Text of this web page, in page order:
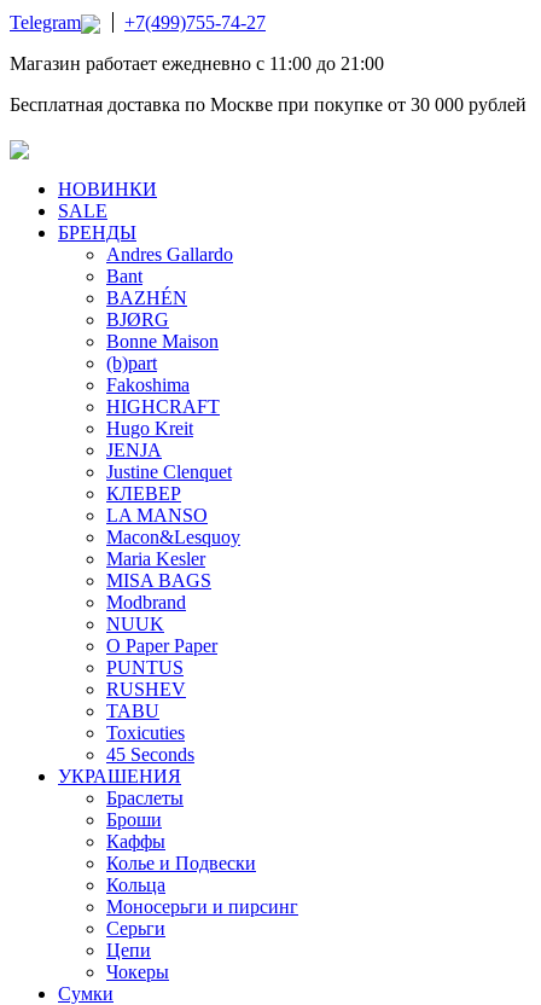
Telegram
+7(499)755-74-27
Магазин работает ежедневно с 11:00 до 21:00
Бесплатная доставка по Москве при покупке от 30 000 рублей
НОВИНКИ
SALE
БРЕНДЫ
Andres Gallardo
Bant
BAZHÉN
BJØRG
Bonne Maison
(b)part
Fakoshima
HIGHCRAFT
Hugo Kreit
JENJA
Justine Clenquet
КЛЕВЕР
LA MANSO
Macon&Lesquoy
Maria Kesler
MISA BAGS
Modbrand
NUUK
O Paper Paper
PUNTUS
RUSHEV
TABU
Toxicuties
45 Seconds
УКРАШЕНИЯ
Браслеты
Броши
Каффы
Колье и Подвески
Кольца
Моносерьги и пирсинг
Серьги
Цепи
Чокеры
Сумки